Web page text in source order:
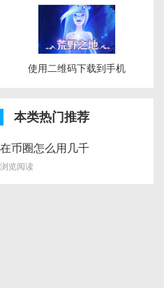
使用二维码下载到手机
本类热门推荐
在币圈怎么用几千
赚几十万
浏览阅读